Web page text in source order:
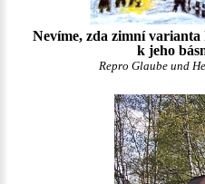
Nevíme, zda zimní
k jeho
Repro Glaube und